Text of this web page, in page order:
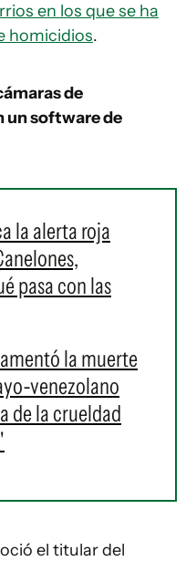
en los que se ha
homicidios.
de
un software de
la alerta roja
pasa con las
la muerte
venezolano
de la crueldad
el titular del